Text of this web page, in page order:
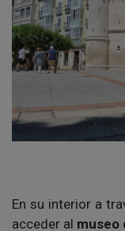
En su interior a
acceder al museo